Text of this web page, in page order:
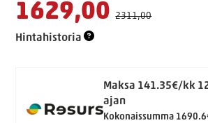
1629,00 2311,00
Hintahistoria
Maksa 141.35€/kk
ajan
Kokonaissumma